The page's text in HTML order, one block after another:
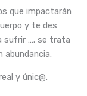
que impactarán
y te des
sufrir …. se trata
abundancia.
y únic@.